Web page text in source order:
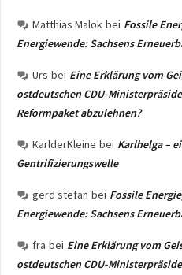
Matthias Malok bei Fossile
Energiewende: Sachsens
Urs bei Eine Erklärung vom
ostdeutschen CDU-
Reformpaket abzulehnen?
KarlderKleine bei Karlhelga –
Gentrifizierungswelle
gerd stefan bei Fossile
Energiewende: Sachsens
fra bei Eine Erklärung vom
ostdeutschen CDU-